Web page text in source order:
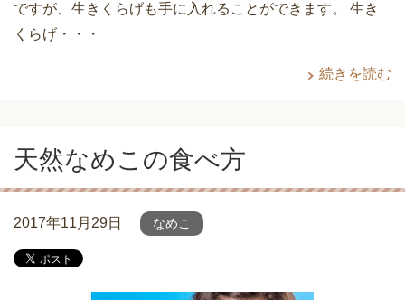
ですが、生きくらげも手に入れることができます。 生き
くらげ・・・
続きを読む
天然なめこの食べ方
2017年11月29日 なめこ